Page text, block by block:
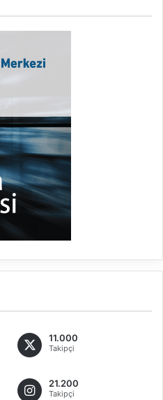
11.000
Takipçi
21.200
Takipçi